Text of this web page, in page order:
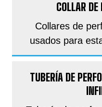
COLLAR DE
Collares de
usados para
TUBERÍA DE